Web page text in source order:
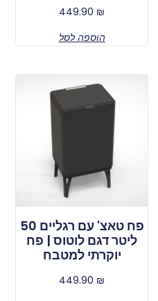
449.90 ₪
הוספה לסל
פח טאצ' עם רגליים 50
ליטר דגם לוטוס | פח
יוקרתי למטבח
449.90 ₪